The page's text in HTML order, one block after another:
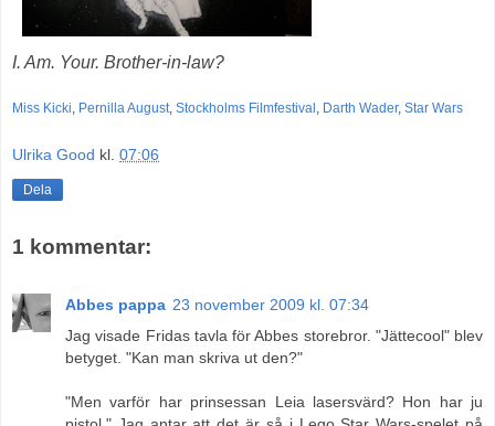
I. Am. Your. Brother-in-law?
Miss Kicki, Pernilla August, Stockholms Filmfestival , Darth Wader, Star Wars
Ulrika Good kl. 07:06
Dela
1 kommentar:
Abbes pappa 23 november 2009 kl. 07:34
Jag visade Fridas tavla för Abbes storebror. "Jättecool" blev
betyget. "Kan man skriva ut den?"
"Men varför har prinsessan Leia lasersvärd? Hon har ju